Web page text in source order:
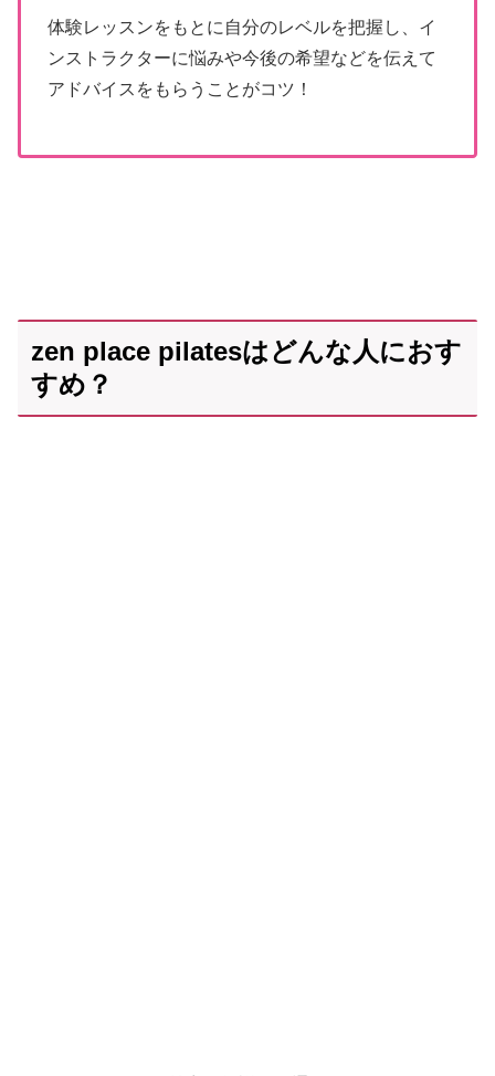
体験レッスンをもとに自分のレベルを把握し、イ
ンストラクターに悩みや今後の希望などを伝えて
アドバイスをもらうことがコツ！
zen place pilatesはどんな人におす
すめ？